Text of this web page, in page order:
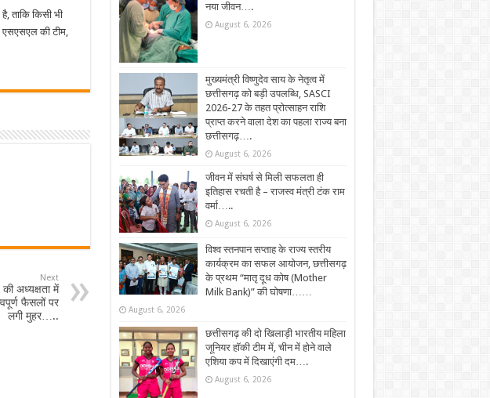
ताकि किसी भी
एसएसएल की टीम,
Next
अध्यक्षता में
फैसलों पर
लगी मुहर…..
नया जीवन….
August 6, 2026
मुख्यमंत्री विष्णुदेव साय के नेतृत्व में
छत्तीसगढ़ को बड़ी उपलब्धि, SASCI
2026-27 के तहत प्रोत्साहन राशि
प्राप्त करने वाला देश का पहला राज्य बना
छत्तीसगढ़….
August 6, 2026
जीवन में संघर्ष से मिली सफलता ही
इतिहास रचती है – राजस्व मंत्री टंक राम
वर्मा…..
August 6, 2026
विश्व स्तनपान सप्ताह के राज्य स्तरीय
कार्यक्रम का सफल आयोजन, छत्तीसगढ़
के प्रथम “मातृ दूध कोष (Mother
Milk Bank)” की घोषणा……
August 6, 2026
छत्तीसगढ़ की दो खिलाड़ी भारतीय महिला
जूनियर हॉकी टीम में, चीन में होने वाले
एशिया कप में दिखाएंगी दम….
August 6, 2026